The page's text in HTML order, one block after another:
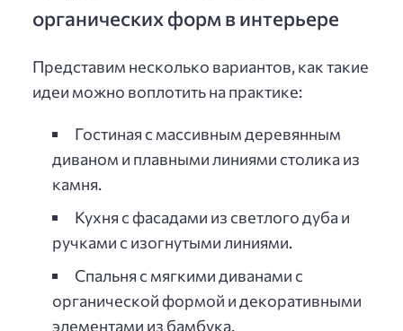
органических форм в интерьере
Представим несколько вариантов, как такие
идеи можно воплотить на практике:
Гостиная с массивным деревянным
диваном и плавными линиями столика из
камня.
Кухня с фасадами из светлого дуба и
ручками с изогнутыми линиями.
Спальня с мягкими диванами с
органической формой и декоративными
элементами из бамбука.